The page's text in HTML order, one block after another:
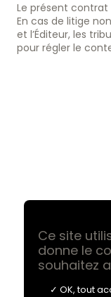
Le présent
En cas de litige
et l’Éditeur, les
pour régler le
Tél
+33 2 30 21
Ce site
donne le
souhaitez
✓ OK, tout